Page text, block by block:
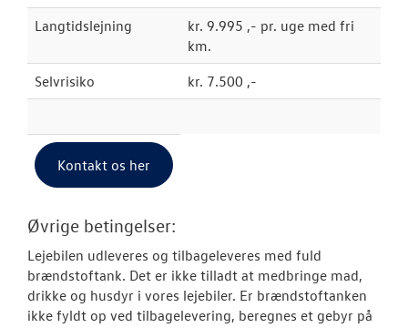
Langtidslejning
kr. 9.995 ,- pr. uge med fri
km.
Selvrisiko
kr. 7.500 ,-
Kontakt os her
Øvrige betingelser:
Lejebilen udleveres og tilbageleveres med fuld
brændstoftank. Det er ikke tilladt at medbringe mad,
drikke og husdyr i vores lejebiler. Er brændstoftanken
ikke fyldt op ved tilbagelevering, beregnes et gebyr på